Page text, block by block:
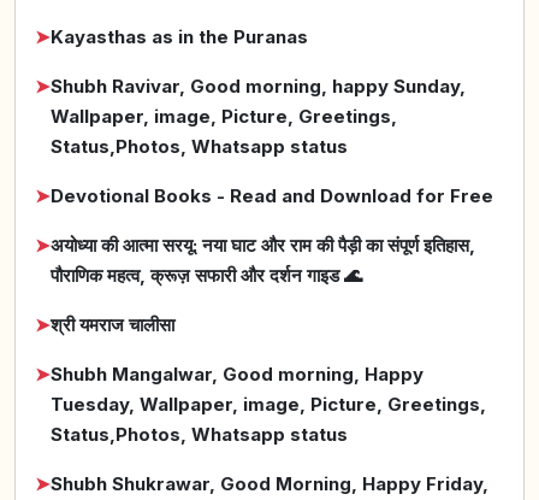
➤Kayasthas as in the Puranas
➤Shubh Ravivar, Good morning, happy Sunday,
Wallpaper, image, Picture, Greetings,
Status,Photos, Whatsapp status
➤Devotional Books - Read and Download for Free
➤अयोध्या की आत्मा सरयू: नया घाट और राम की पैड़ी का संपूर्ण इतिहास,
पौराणिक महत्व, क्रूज़ सफारी और दर्शन गाइड 🌊
➤श्री यमराज चालीसा
➤Shubh Mangalwar, Good morning, Happy
Tuesday, Wallpaper, image, Picture, Greetings,
Status,Photos, Whatsapp status
➤Shubh Shukrawar, Good Morning, Happy Friday,